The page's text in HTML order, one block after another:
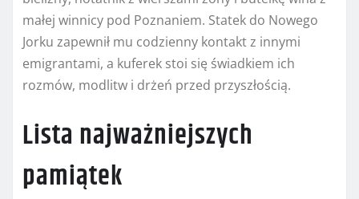
małej winnicy pod Poznaniem. Statek do Nowego
Jorku zapewnił mu codzienny kontakt z innymi
emigrantami, a kuferek stoi się świadkiem ich
rozmów, modlitw i drżeń przed przyszłością.
Lista najważniejszych
pamiątek